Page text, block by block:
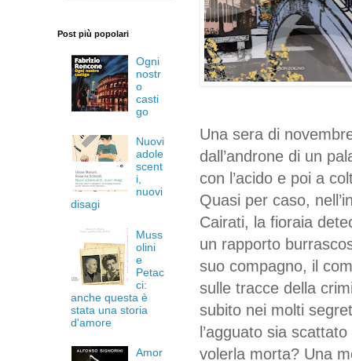
Una sera di
dall’androne di un
con l’acido e poi a
Quasi per caso,
Cairati, la fioraia
un rapporto
suo compagno, il
sulle tracce della
subito nei molti
l’agguato sia
volerla morta? Una
Post più popolari
Ogni
nostr
o
casti
go
Nuovi
adole
scent
i,
nuovi
disagi
Muss
olini
e
Petac
ci:
anche questa è
stata una storia
d'amore
Amor